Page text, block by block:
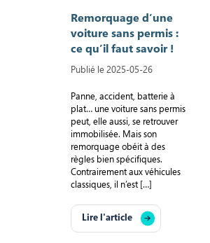
Remorquage d’une
voiture sans permis :
ce qu’il faut savoir !
Publié le 2025-05-26
Panne, accident, batterie à
plat… une voiture sans permis
peut, elle aussi, se retrouver
immobilisée. Mais son
remorquage obéit à des
règles bien spécifiques.
Contrairement aux véhicules
classiques, il n’est […]
Lire l'article